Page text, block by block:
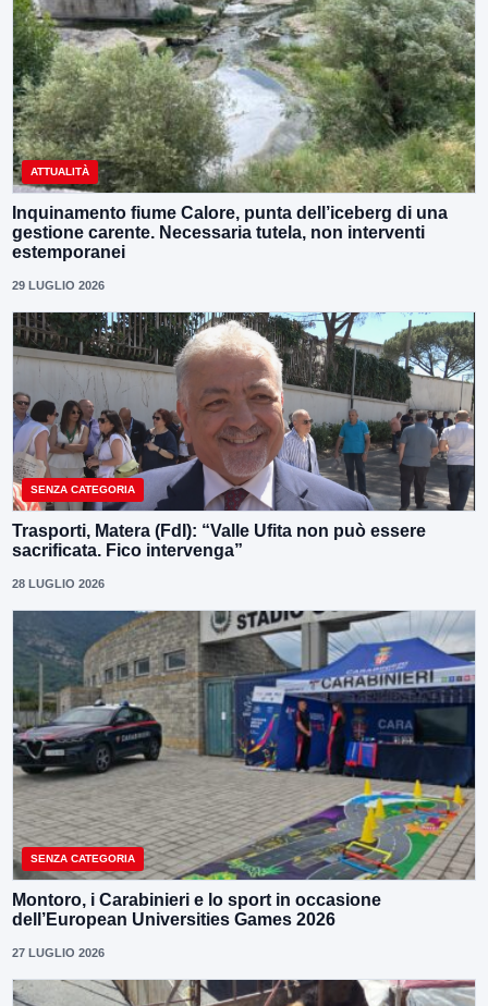
ATTUALITÀ
Inquinamento fiume Calore, punta dell’iceberg di una
gestione carente. Necessaria tutela, non interventi
estemporanei
29 LUGLIO 2026
SENZA CATEGORIA
Trasporti, Matera (FdI): “Valle Ufita non può essere
sacrificata. Fico intervenga”
28 LUGLIO 2026
SENZA CATEGORIA
Montoro, i Carabinieri e lo sport in occasione
dell’European Universities Games 2026
27 LUGLIO 2026